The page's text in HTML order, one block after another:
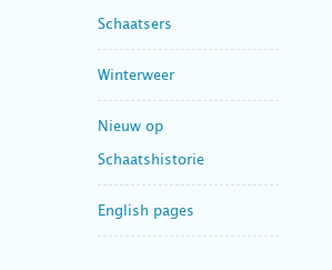
Schaatsers
Winterweer
Nieuw op
Schaatshistorie
English pages